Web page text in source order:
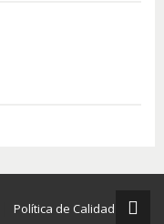
Política de Calidad